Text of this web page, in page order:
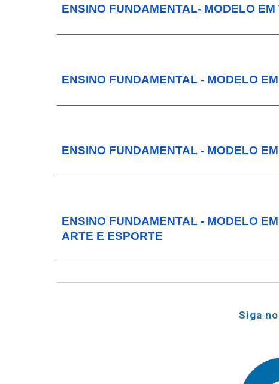
ENSINO FUNDAMENTAL- MODELO
ENSINO FUNDAMENTAL - MODELO
ENSINO FUNDAMENTAL - MODELO
ENSINO FUNDAMENTAL - MODELO
ARTE E ESPORTE
Siga